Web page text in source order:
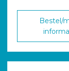
Bestel/